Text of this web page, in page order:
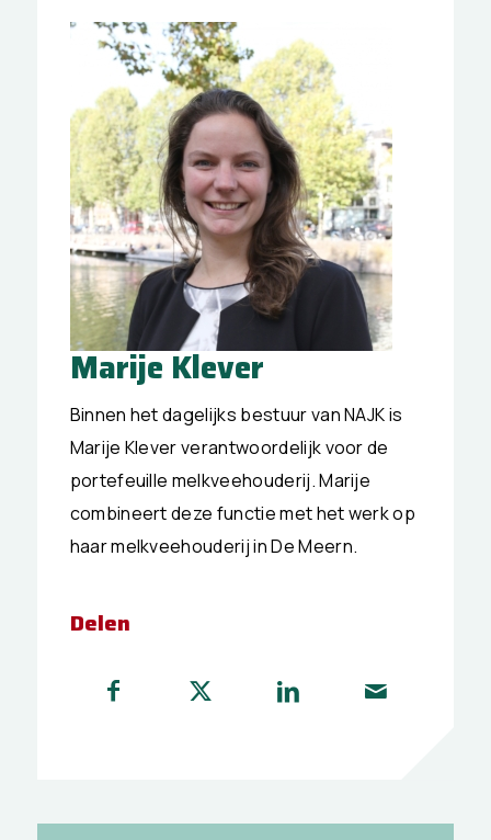
Marije Klever
Binnen het dagelijks bestuur van NAJK is
Marije Klever verantwoordelijk voor de
portefeuille melkveehouderij. Marije
combineert deze functie met het werk op
haar melkveehouderij in De Meern.
Delen